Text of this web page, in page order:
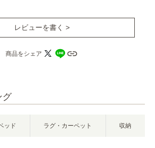
グ
ッド ラグ・カーペット 収納
レビューを書く >
商品をシェア